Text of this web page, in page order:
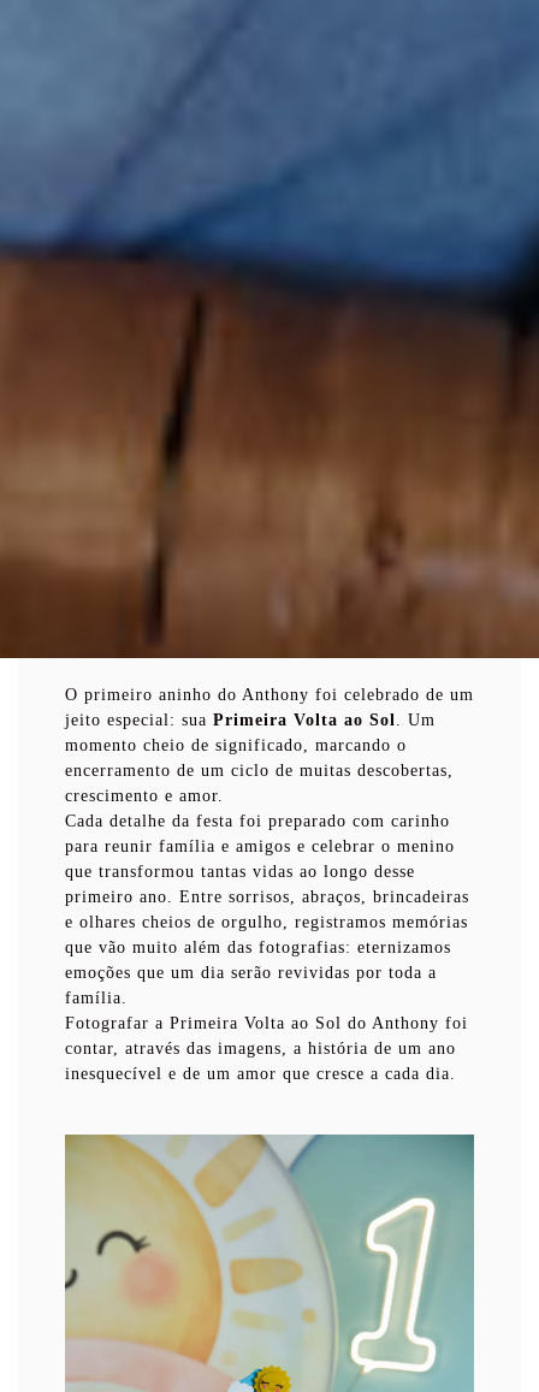
O primeiro aninho do Anthony foi celebrado de um
jeito especial: sua Primeira Volta ao Sol
. Um
momento cheio de significado, marcando o
encerramento de um ciclo de muitas descobertas,
crescimento e amor.
Cada detalhe da festa foi preparado com carinho
para reunir família e amigos e celebrar o menino
que transformou tantas vidas ao longo desse
primeiro ano. Entre sorrisos, abraços, brincadeiras
e olhares cheios de orgulho, registramos memórias
que vão muito além das fotografias: eternizamos
emoções que um dia serão revividas por toda a
família.
Fotografar a Primeira Volta ao Sol do Anthony foi
contar, através das imagens, a história de um ano
inesquecível e de um amor que cresce a cada dia.